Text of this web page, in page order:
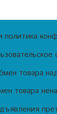
товара
товара